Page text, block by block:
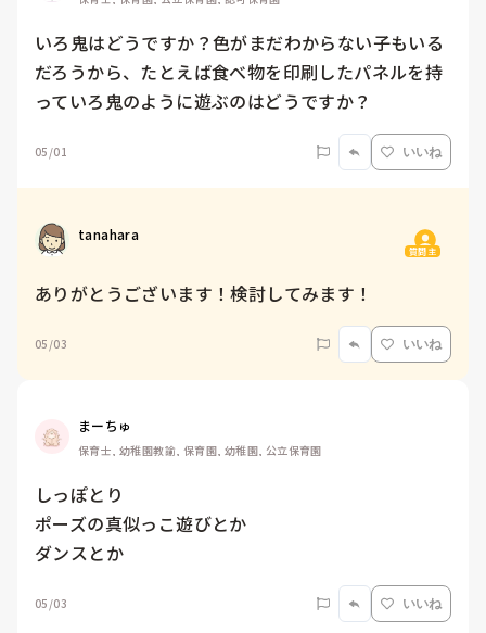
いろ鬼はどうですか？色がまだわからない子もいる
だろうから、たとえば食べ物を印刷したパネルを持
っていろ鬼のように遊ぶのはどうですか？
05/01 いいね
tanahara
質問主
ありがとうございます！検討してみます！
05/03 いいね
まーちゅ
保育士, 幼稚園教諭, 保育園, 幼稚園, 公立保育園
しっぽとり
ポーズの真似っこ遊びとか
ダンスとか
05/03 いいね